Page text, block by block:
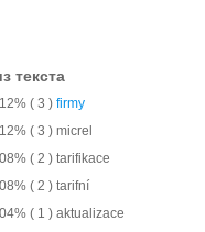
текста
( 3 ) firmy
( 3 ) micrel
( 2 ) tarifikace
( 2 ) tarifní
( 1 ) aktualizace